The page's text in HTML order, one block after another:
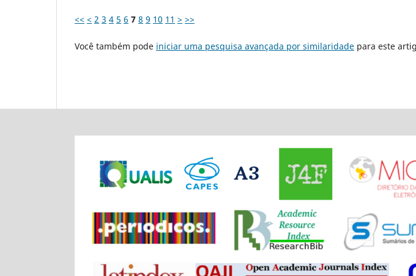
<< < 2 3 4 5 6 7 8 9 10 11 > >>
Você também pode iniciar uma pesquisa avançada por similaridade para este